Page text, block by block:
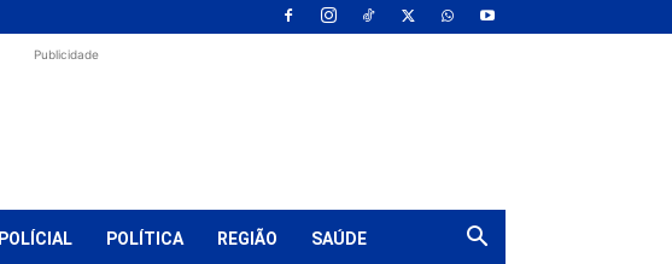
Publicidade
POLÍCIAL POLÍTICA REGIÃO SAÚDE